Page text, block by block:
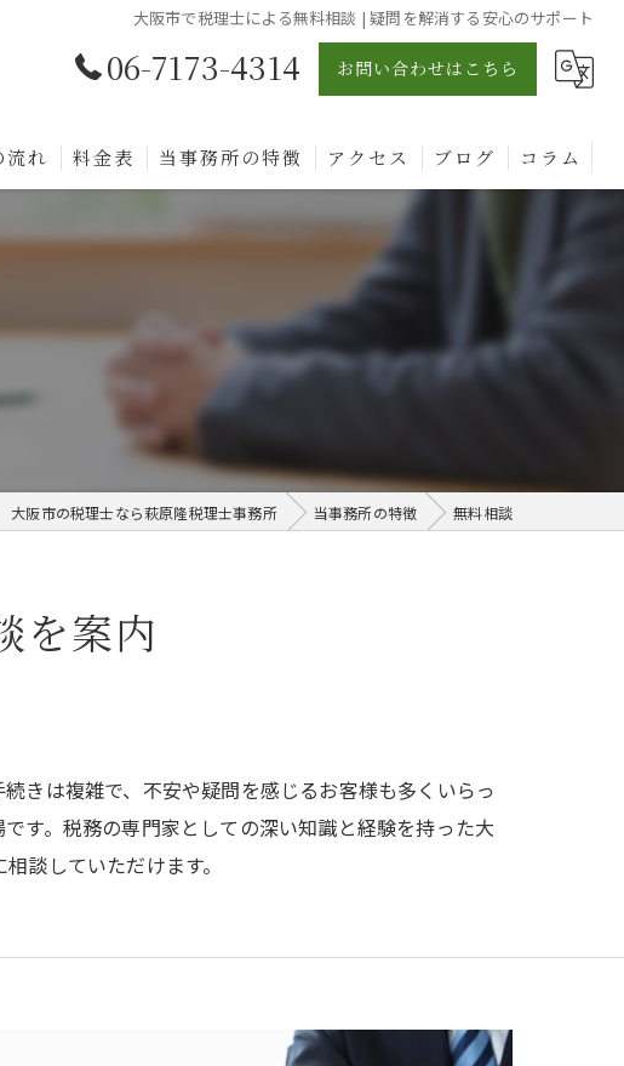
大阪市で税理士による無料相談 | 疑問を解消する安心のサポート
06-7173-4314 お問い合わせはこちら
流れ 料金表 当事務所の特徴
相続
無料相談
不動産
アクセス ブログ コラム
大阪市の税理士なら萩原隆税理士事務所 当事務所の特徴 無料相談
を案内
きは複雑で、不安や疑問を感じるお客様も多くいらっ
す。税務の専門家としての深い知識と経験を持った大
談していただけます。